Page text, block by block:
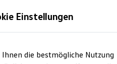
Einstellungen
die bestmögliche Nutzung